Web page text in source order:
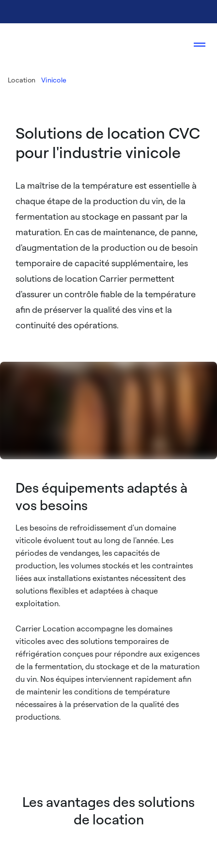
Location Vinicole
Solutions de location CVC
pour l'industrie vinicole
La maîtrise de la température est essentielle à
chaque étape de la production du vin, de la
fermentation au stockage en passant par la
maturation. En cas de maintenance, de panne,
d'augmentation de la production ou de besoin
temporaire de capacité supplémentaire, les
solutions de location Carrier permettent
d'assurer un contrôle fiable de la température
afin de préserver la qualité des vins et la
continuité des opérations.
Des équipements adaptés à
vos besoins
Les besoins de refroidissement d'un domaine
viticole évoluent tout au long de l'année. Les
périodes de vendanges, les capacités de
production, les volumes stockés et les contraintes
liées aux installations existantes nécessitent des
solutions flexibles et adaptées à chaque
exploitation.
Carrier Location accompagne les domaines
viticoles avec des solutions temporaires de
réfrigération conçues pour répondre aux exigences
de la fermentation, du stockage et de la maturation
du vin. Nos équipes interviennent rapidement afin
de maintenir les conditions de température
nécessaires à la préservation de la qualité des
productions.
Les avantages des solutions
de location